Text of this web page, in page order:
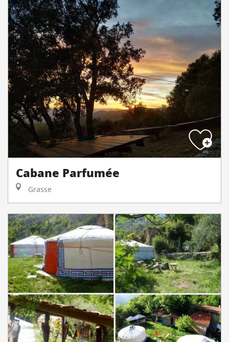
Cabane Parfumée
Grasse